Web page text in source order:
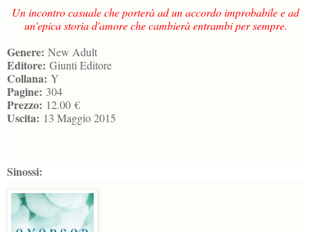
Un incontro casuale che porterà ad un accordo improbabile e ad
un'epica storia d'amore che cambierà entrambi per sempre.
Genere: New Adult
Editore: Giunti Editore
Collana: Y
Pagine: 304
Prezzo: 12.00 €
Uscita: 13 Maggio 2015
Sinossi: